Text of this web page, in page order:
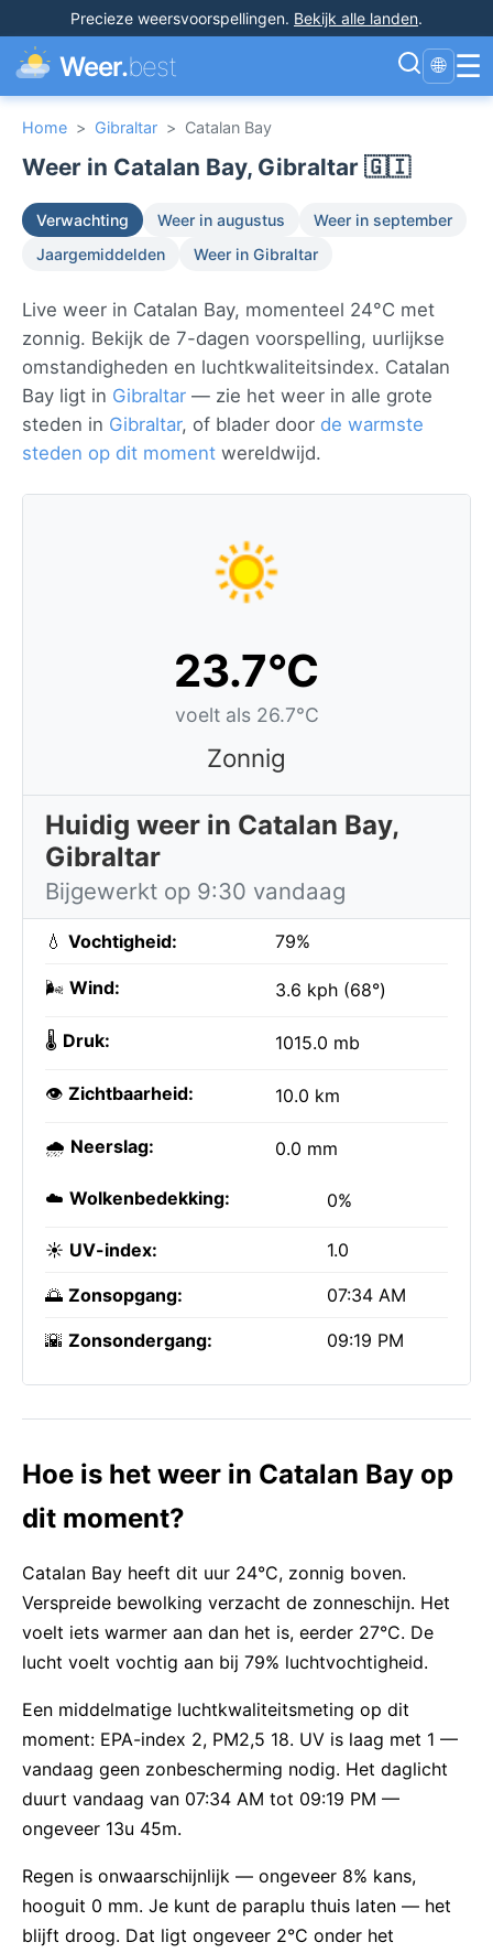
Precieze weersvoorspellingen. Bekijk alle landen.
Weer.best 🌐 ☰
Home > Gibraltar > Catalan Bay
Weer in Catalan Bay, Gibraltar 🇬🇮
Verwachting Weer in augustus
Weer in september
Jaargemiddelden
Weer in Gibraltar
Live weer in Catalan Bay, momenteel 24°C met
zonnig. Bekijk de 7-dagen voorspelling, uurlijkse
omstandigheden en luchtkwaliteitsindex. Catalan
Bay ligt in Gibraltar — zie het weer in alle grote
steden in Gibraltar, of blader door de warmste
steden op dit moment wereldwijd.
23.7°C
voelt als 26.7°C
Zonnig
Huidig weer in Catalan Bay,
Gibraltar
Bijgewerkt op 9:30 vandaag
💧 Vochtigheid: 79%
🌬️ Wind: 3.6 kph (68°)
🌡️ Druk: 1015.0 mb
👁️ Zichtbaarheid: 10.0 km
🌧️ Neerslag: 0.0 mm
☁️ Wolkenbedekking: 0%
☀️ UV-index: 1.0
🌅 Zonsopgang: 07:34 AM
🌇 Zonsondergang: 09:19 PM
Hoe is het weer in Catalan Bay op
dit moment?
Catalan Bay heeft dit uur 24°C, zonnig boven.
Verspreide bewolking verzacht de zonneschijn. Het
voelt iets warmer aan dan het is, eerder 27°C. De
lucht voelt vochtig aan bij 79% luchtvochtigheid.
Een middelmatige luchtkwaliteitsmeting op dit
moment: EPA-index 2, PM2,5 18. UV is laag met 1 —
vandaag geen zonbescherming nodig. Het daglicht
duurt vandaag van 07:34 AM tot 09:19 PM —
ongeveer 13u 45m.
Regen is onwaarschijnlijk — ongeveer 8% kans,
hooguit 0 mm. Je kunt de paraplu thuis laten — het
blijft droog. Dat ligt ongeveer 2°C onder het